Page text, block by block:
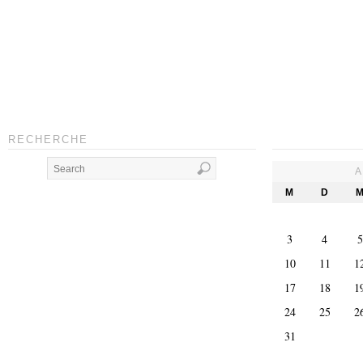
RECHERCHE
M
D
3 4
5
10
11
17
18
24
25
31